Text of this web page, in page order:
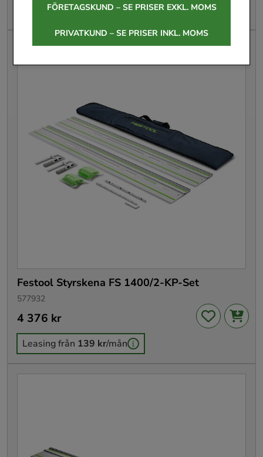
FÖRETAGSKUND – SE PRISER EXKL. MOMS
PRIVATKUND – SE PRISER INKL. MOMS
Leasing från82 kr/mån
Festool Styrskena FS 1400/2-KP-Set
577932
Pris:4 376 kr
4 376 kr
Leasing från 139 kr/mån